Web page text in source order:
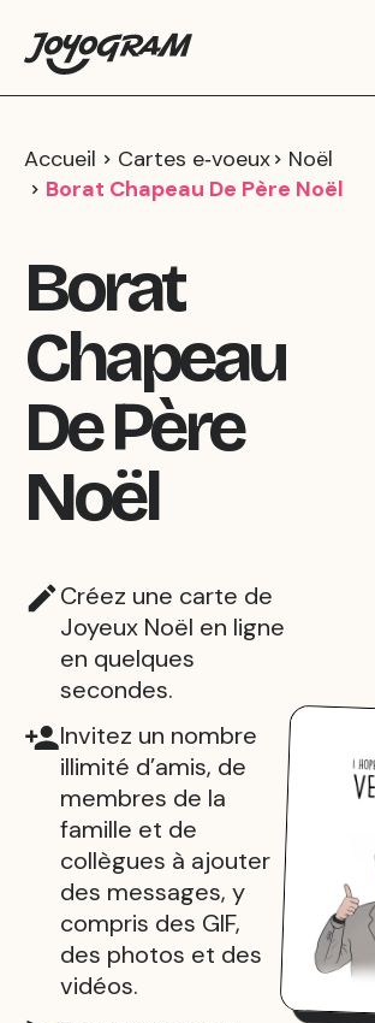
Accueil Cartes e‑voeux
Noël
Borat Chapeau De Père Noël
Borat
Chapeau
De Père
Noël
Créez une carte de
Joyeux Noël en ligne
en quelques
secondes.
Invitez un nombre
illimité d’amis, de
membres de la
famille et de
collègues à ajouter
des messages, y
compris des GIF,
des photos et des
vidéos.